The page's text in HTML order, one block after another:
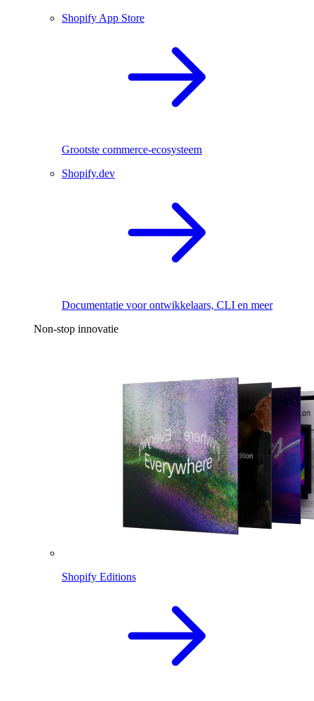
Shopify App Store
Grootste commerce-ecosysteem
Shopify.dev
Documentatie voor ontwikkelaars, CLI en meer
Non-stop innovatie
Shopify Editions